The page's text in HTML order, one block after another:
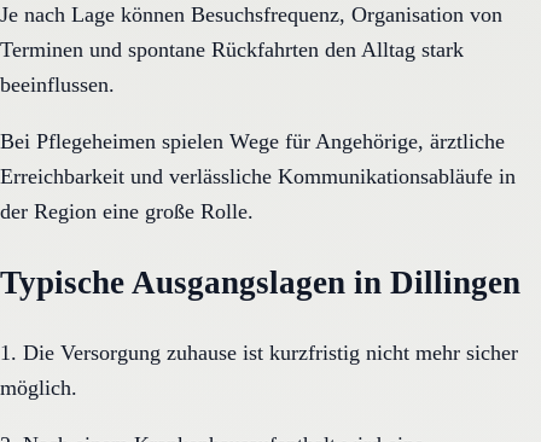
Je nach Lage können Besuchsfrequenz, Organisation von
Terminen und spontane Rückfahrten den Alltag stark
beeinflussen.
Bei Pflegeheimen spielen Wege für Angehörige, ärztliche
Erreichbarkeit und verlässliche Kommunikationsabläufe in
der Region eine große Rolle.
Typische Ausgangslagen in Dillingen
1. Die Versorgung zuhause ist kurzfristig nicht mehr sicher
möglich.